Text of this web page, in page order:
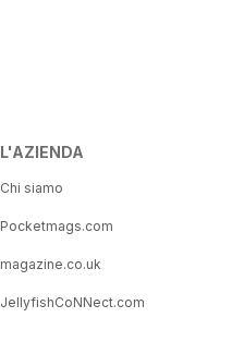
L'AZIENDA
Chi siamo
Pocketmags.com
magazine.co.uk
JellyfishCoNNect.com